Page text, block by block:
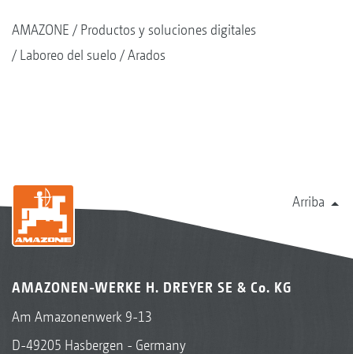
AMAZONE
Productos y soluciones digitales
Laboreo del suelo
Arados
Arriba
AMAZONEN-WERKE H. DREYER SE & Co. KG
Am Amazonenwerk 9-13
D-49205 Hasbergen - Germany